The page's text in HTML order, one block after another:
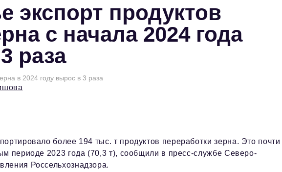
экспорт продуктов
с начала 2024 года
раза
в 2024 году вырос в 3 раза
более 194 тыс. т продуктов переработки зерна. Это почти
периоде 2023 года (70,3 т), сообщили в пресс-службе Северо-
Россельхознадзора.